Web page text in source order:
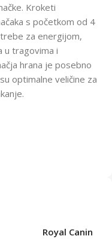
Kroketi
s početkom od 4
za energijom,
u tragovima i
hrana je posebno
optimalne veličine za
Royal Canin